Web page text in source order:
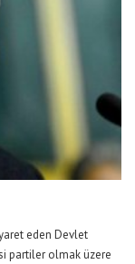
eden Devlet
partiler olmak üzere